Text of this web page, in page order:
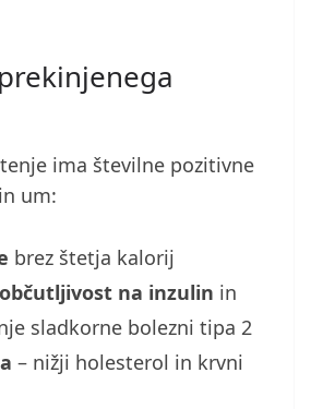
ima številne pozitivne
um:
brez štetja kalorij
na inzulin in
sladkorne bolezni tipa 2
– nižji holesterol in krvni